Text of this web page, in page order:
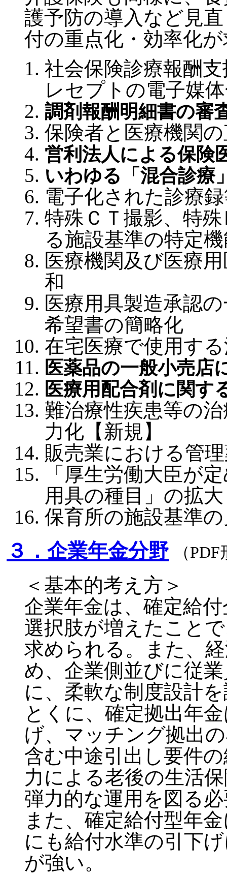
護予防の導入など見
付の重点化・効率化
社会保険診療報酬
レセプトの電子媒
調剤報酬明細書の審
保険者と医療機関
営利法人による保険
いわゆる「混合診療
電子化された診療
特殊ＣＴ撮影、特
る施設基準の特定
医療機関及び医療
和
医療用具製造承認
希望書の簡略化
在宅医療で使用す
医薬品の一般小売店
医療用配合剤に関す
難治療性疾患等の
力化【新規】
販売業における管
「厚生労働大臣が
用具の種目」の拡大
保育所の施設基準
３．企業年金分野 （
＜基本的考え方＞
企業年金は、確定給
選択肢が増えたこと
求められる。また、
め、企業側並びに従
に、柔軟な制度設計
とくに、確定拠出年
げ、マッチング拠出
含む中途引出し要件
力による老後の生活
弾力的な運用を図る
また、確定給付型年
にも給付水準の引下
が強い。